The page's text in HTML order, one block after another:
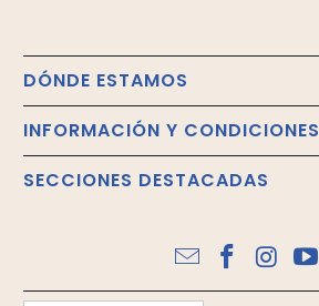
DÓNDE ESTAMOS
INFORMACIÓN Y CONDICIONES
SECCIONES DESTACADAS